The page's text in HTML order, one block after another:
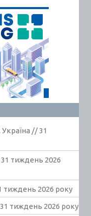
// 31
тиждень 2026
тиждень 2026 року
тиждень 2026 року